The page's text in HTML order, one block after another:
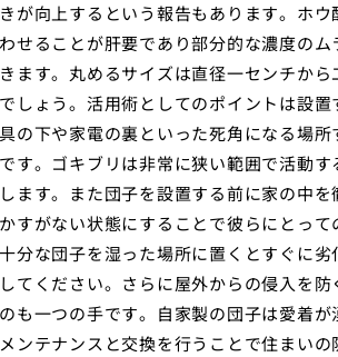
が向上するという報告もあります。ホ
せることが肝要であり部分的な濃度の
ます。丸めるサイズは直径一センチか
しょう。活用術としてのポイントは設
の下や家電の裏といった死角になる場
す。ゴキブリは非常に狭い範囲で活動
ます。また団子を設置する前に家の中
すがない状態にすることで彼らにとっ
分な団子を湿った場所に置くとすぐに
てください。さらに屋外からの侵入を
も一つの手です。自家製の団子は愛着
ンテナンスと交換を行うことで住まい